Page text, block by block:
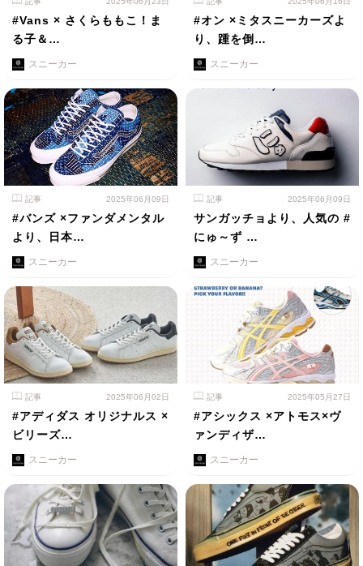
#Vans × さくらももこ！ま
る子＆…
スニーカー
#オン ×ミタスニーカーズよ
り、踵を倒…
スニーカー
記事 2025年06月09日
#バンズ ×ファンダメンタル
より、日本…
スニーカー
記事 2025年06月09日
サンガッチョより、人気の #
にゅ～ず …
スニーカー
記事 2025年06月02日
#アディダス オリジナルス ×
ビリーズ…
スニーカー
記事 2025年05月27日
#アシックス ×アトモス×ヴ
ァンディザ…
スニーカー